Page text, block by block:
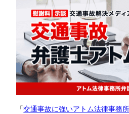
「交通事故に強いアトム法律事務